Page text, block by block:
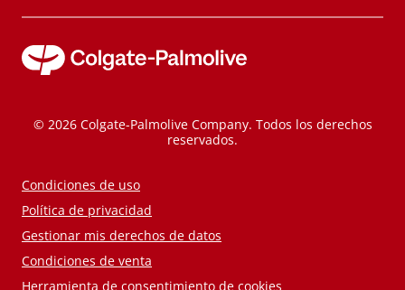
© 2026 Colgate-Palmolive Company. Todos los derechos
reservados.
Condiciones de uso
Política de privacidad
Gestionar mis derechos de datos
Condiciones de venta
Herramienta de consentimiento de cookies